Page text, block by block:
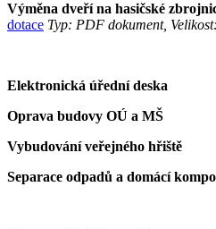
Výměna dveří na hasičské
dotace Typ: PDF dokument,
Elektronická úřední deska
Oprava budovy OÚ a MŠ
Vybudování veřejného hřiště
Separace odpadů a domácí